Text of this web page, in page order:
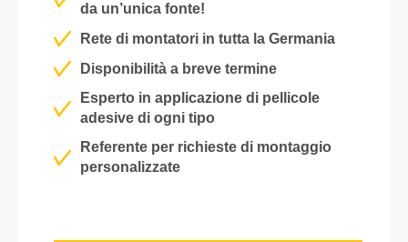
da un’unica fonte!
Rete di montatori in tutta la Germania
Disponibilità a breve termine
Esperto in applicazione di pellicole
adesive di ogni tipo
Referente per richieste di montaggio
personalizzate